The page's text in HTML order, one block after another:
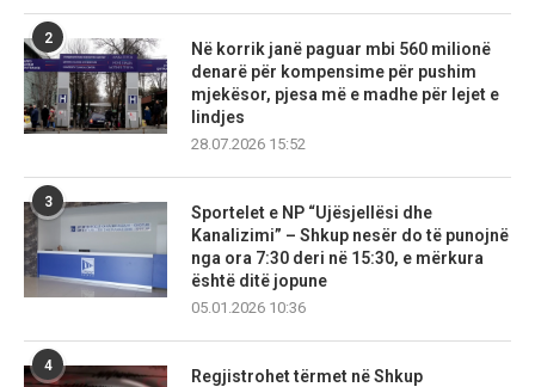
2
Në korrik janë paguar mbi 560 milionë
denarë për kompensime për pushim
mjekësor, pjesa më e madhe për lejet e
lindjes
28.07.2026 15:52
3
Sportelet e NP “Ujësjellësi dhe
Kanalizimi” – Shkup nesër do të punojnë
nga ora 7:30 deri në 15:30, e mërkura
është ditë jopune
05.01.2026 10:36
4
Regjistrohet tërmet në Shkup